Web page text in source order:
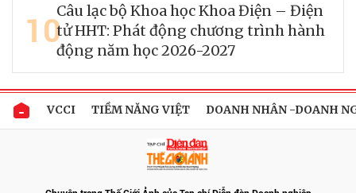
10Câu lạc bộ Khoa học Khoa Điện – Điện
tử HHT: Phát động chương trình hành
động năm học 2026-2027
VCCI TIỀM NĂNG VIỆT DOANH NHÂN -DOANH